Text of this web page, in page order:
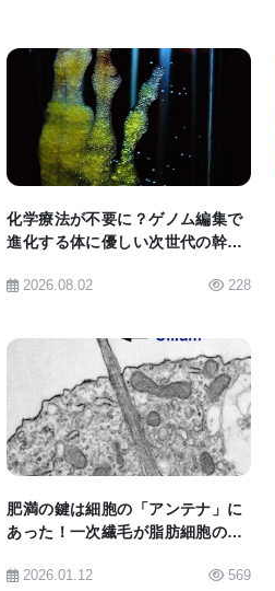
ができたことに興奮してい
けることができるかもしれ
片を腹部に挿入するよりも
」「肝臓病は深刻な問題だ
くの人々は、移植を待って死
技術の安全性を十分に確立
は次のようにコメントした
に、幹細胞のリプログラミン
が研究室で肝機能の容貌を再
要とされる新薬の試験を改善
BIOMARKET JP
化学療法が不要に？ゲノム編集で
進化する体に優しい次世代の幹細
2026.08.02 228
BIOMARKET JP
肥満の鍵は細胞の「アンテナ」に
あった！一次繊毛が脂肪細胞の運
2026.01.12 569